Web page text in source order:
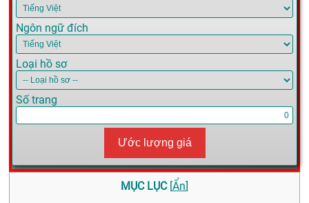
Ngôn ngữ đích
Loại hồ sơ
Số trang
Ước lượng giá
MỤC LỤC [Ẩn]